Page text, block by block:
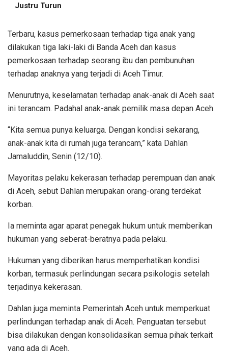
Justru Turun
Terbaru, kasus pemerkosaan terhadap tiga anak yang
dilakukan tiga laki-laki di Banda Aceh dan kasus
pemerkosaan terhadap seorang ibu dan pembunuhan
terhadap anaknya yang terjadi di Aceh Timur.
Menurutnya, keselamatan terhadap anak-anak di Aceh saat
ini terancam. Padahal anak-anak pemilik masa depan Aceh.
“Kita semua punya keluarga. Dengan kondisi sekarang,
anak-anak kita di rumah juga terancam,” kata Dahlan
Jamaluddin, Senin (12/10).
Mayoritas pelaku kekerasan terhadap perempuan dan anak
di Aceh, sebut Dahlan merupakan orang-orang terdekat
korban.
Ia meminta agar aparat penegak hukum untuk memberikan
hukuman yang seberat-beratnya pada pelaku.
Hukuman yang diberikan harus memperhatikan kondisi
korban, termasuk perlindungan secara psikologis setelah
terjadinya kekerasan.
Dahlan juga meminta Pemerintah Aceh untuk memperkuat
perlindungan terhadap anak di Aceh. Penguatan tersebut
bisa dilakukan dengan konsolidasikan semua pihak terkait
yang ada di Aceh.